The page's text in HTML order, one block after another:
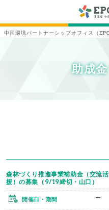
中国環境パートナーシップオフィス（
助成
森林づくり推進事業補助金（交流
援）の募集（9/19締切・山口）
開催日・期間 ー